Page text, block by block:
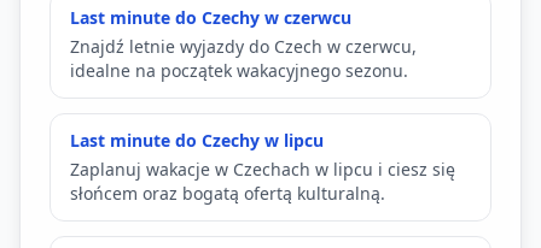
Last minute do Czechy w czerwcu
Znajdź letnie wyjazdy do Czech w czerwcu,
idealne na początek wakacyjnego sezonu.
Last minute do Czechy w lipcu
Zaplanuj wakacje w Czechach w lipcu i ciesz się
słońcem oraz bogatą ofertą kulturalną.